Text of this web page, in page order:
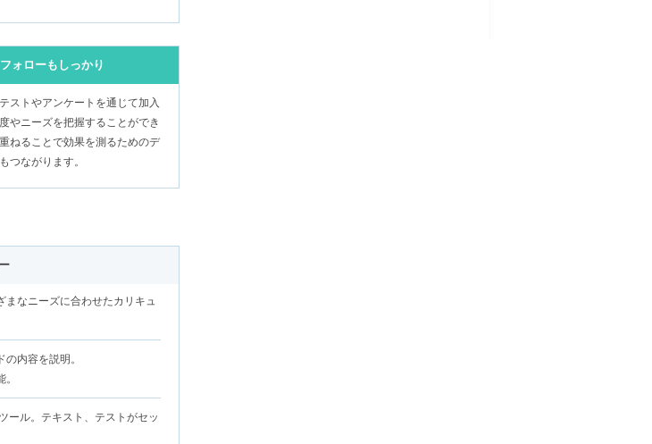
フォローもしっかり
ストやアンケートを通じて加入
やニーズを把握することができ
ねることで効果を測るためのデ
つながります。
まなニーズに合わせたカリキュ
内容を説明。
ール。テキスト、テストがセッ